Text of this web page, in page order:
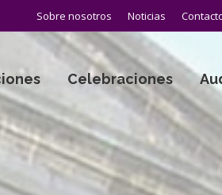
Sobre nosotros Noticias
Celebraciones